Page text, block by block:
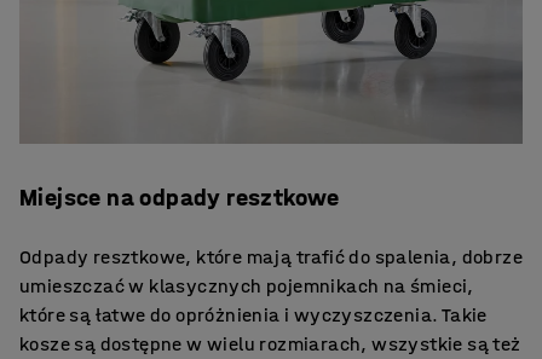
Miejsce na odpady resztkowe
Odpady resztkowe, które mają trafić do spalenia, dobrze
umieszczać w klasycznych pojemnikach na śmieci,
które są łatwe do opróżnienia i wyczyszczenia. Takie
kosze są dostępne w wielu rozmiarach, wszystkie są też